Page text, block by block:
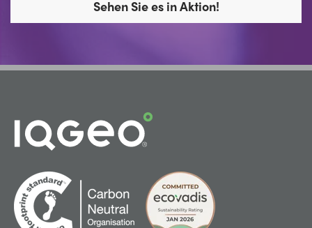
Sehen Sie es in Aktion!